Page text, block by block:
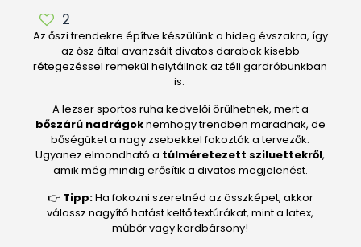
2
Az őszi trendekre építve készülünk a hideg évszakra, így
az ősz által avanzsált divatos darabok kisebb
rétegezéssel remekül helytállnak az téli gardróbunkban
is.
A lezser sportos ruha kedvelői örülhetnek, mert a
bőszárú nadrágoknemhogy trendben maradnak, de
bőségüket a nagy zsebekkel fokozták a tervezők.
Ugyanez elmondható a túlméretezett sziluettekről,
amik még mindig erősítik a divatos megjelenést.
👉 Tipp:Ha fokozni szeretnéd az összképet, akkor
válassz nagyító hatást keltő textúrákat, mint a latex,
műbőr vagy kordbársony!